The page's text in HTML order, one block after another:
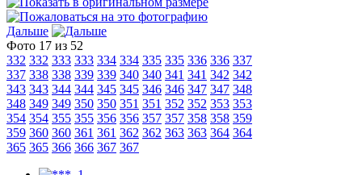
Дальше
Фото 17 из 52
332 332 333 333 334 334 335 335 336 336 337
337 338 338 339 339 340 340 341 341 342 342
343 343 344 344 345 345 346 346 347 347 348
348 349 349 350 350 351 351 352 352 353 353
354 354 355 355 356 356 357 357 358 358 359
359 360 360 361 361 362 362 363 363 364 364
365 365 366 366 367 367